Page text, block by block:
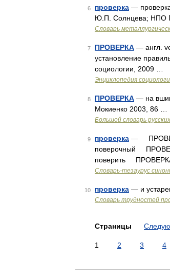
6 проверка —
Ю.П. Солнцева; НПО
Словарь
7 ПРОВЕРКА — англ.
установление
социологии, 2009 …
Энциклопедия
8 ПРОВЕРКА — на
Мокиенко 2003, 86 …
Большой словарь
9 проверка —
поверочный
поверить
Словарь-тезаурус
10 проверка — и
Словарь трудностей
Страницы
1 2 3 4